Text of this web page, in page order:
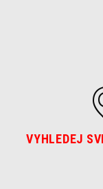
VYHLEDEJ